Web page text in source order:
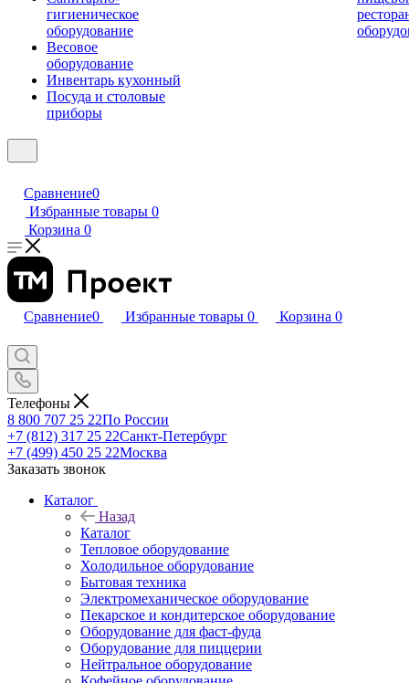
гигиеническое
оборудование
Весовое
оборудование
Инвентарь кухонный
Посуда и столовые
приборы
Сравнение0
Избранные товары 0
Корзина 0
Сравнение0 Избранные товары 0 Корзина 0
Телефоны
8 800 707 25 22По России
+7 (812) 317 25 22Санкт-Петербург
+7 (499) 450 25 22Москва
Заказать звонок
Каталог
Назад
Каталог
Тепловое оборудование
Холодильное оборудование
Бытовая техника
Электромеханическое оборудование
Пекарское и кондитерское оборудование
Оборудование для фаст-фуда
Оборудование для пиццерии
Нейтральное оборудование